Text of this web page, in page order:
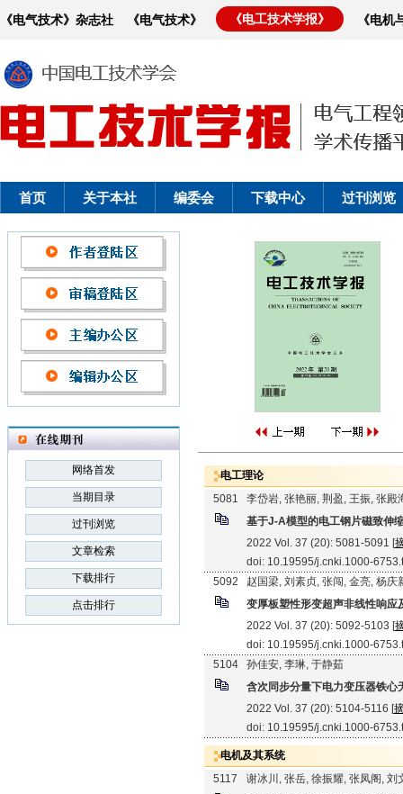
《电气技术》杂志社 《电气技术》 《电工技术学报》 《电
首页 关于本社 编委会 下载中心 过刊浏览
网络首发
当期目录
过刊浏览
文章检索
下载排行
点击排行
电工理论
5081
李岱岩, 张艳丽, 荆盈, 王振, 张殿
基于J-A模型的电工钢片磁致伸
2022 Vol. 37 (20): 5081-5091 [
doi: 10.19595/j.cnki.1000-
5092
赵国梁, 刘素贞, 张闯, 金亮, 杨庆
变厚板塑性形变超声非线性响应
2022 Vol. 37 (20): 5092-5103 [
doi: 10.19595/j.cnki.1000-
5104
孙佳安, 李琳, 于静茹
含次同步分量下电力变压器铁心
2022 Vol. 37 (20): 5104-5116 [
doi: 10.19595/j.cnki.1000-
电机及其系统
5117
谢冰川, 张岳, 徐振耀, 张凤阁, 刘